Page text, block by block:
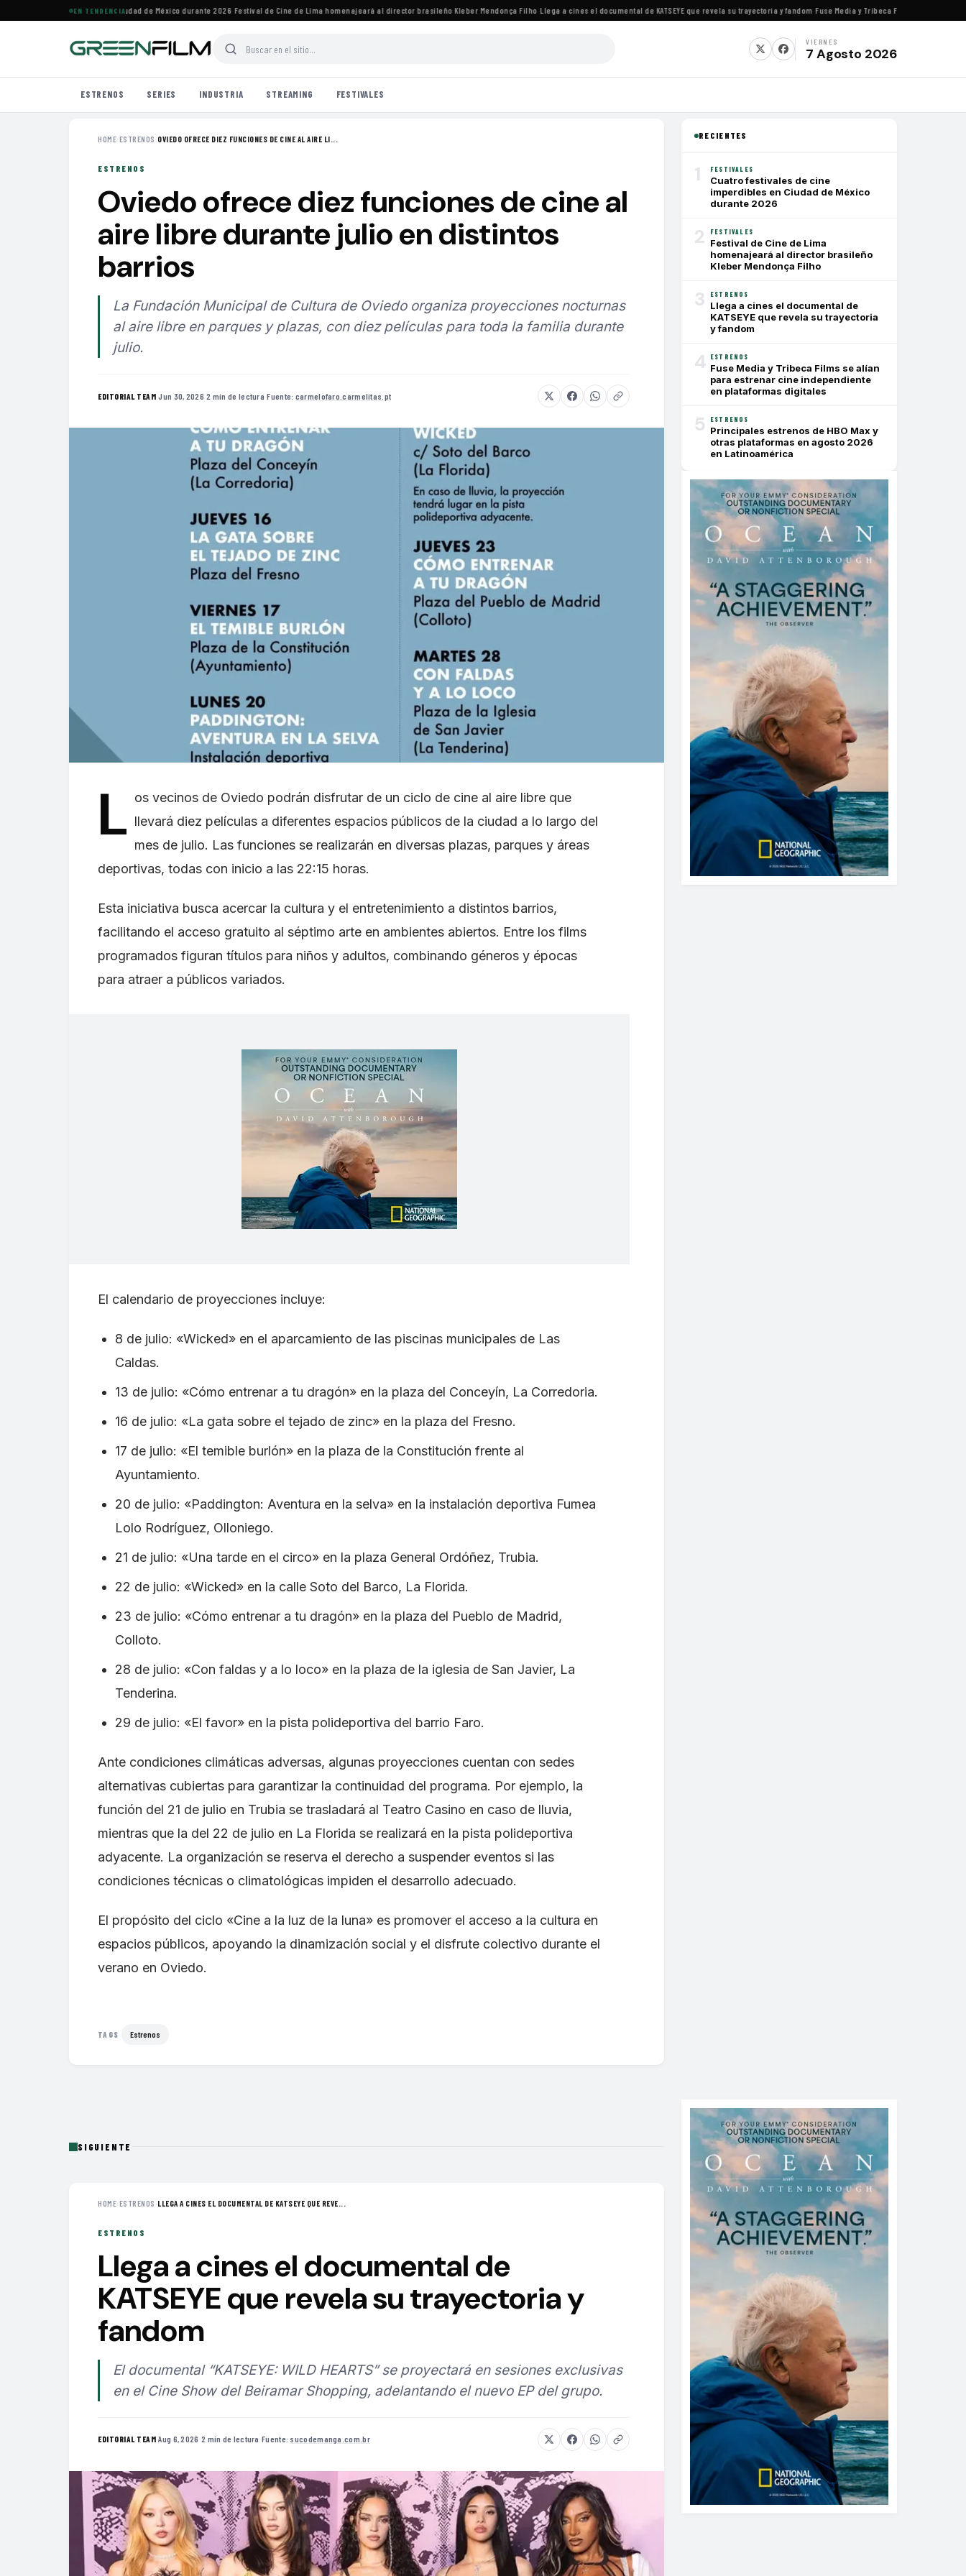
EN TENDENCIA
de cine imperdibles en Ciudad de México durante 2026·Festival de Cine de Lima homenajeará al director brasileño Kleber Mendonça Filho·Llega a cines el documental de KATSEYE que revela su trayectoria y fandom·Fuse Media y Tribeca Films se alían para
VIERNES
7 Agosto 2026
ESTRENOS SERIES INDUSTRIA STREAMING FESTIVALES
HOME›ESTRENOS ›OVIEDO OFRECE DIEZ FUNCIONES DE CINE AL AIRE LI...
ESTRENOS
Oviedo ofrece diez funciones de cine al
aire libre durante julio en distintos
barrios
La Fundación Municipal de Cultura de Oviedo organiza proyecciones nocturnas
al aire libre en parques y plazas, con diez películas para toda la familia durante
julio.
EDITORIAL TEAM·Jun 30, 2026·2 min de lectura·Fuente: carmelofaro.carmelitas.pt
L os vecinos de Oviedo podrán disfrutar de un ciclo de cine al aire libre que
llevará diez películas a diferentes espacios públicos de la ciudad a lo largo del
mes de julio. Las funciones se realizarán en diversas plazas, parques y áreas
deportivas, todas con inicio a las 22:15 horas.
Esta iniciativa busca acercar la cultura y el entretenimiento a distintos barrios,
facilitando el acceso gratuito al séptimo arte en ambientes abiertos. Entre los films
programados figuran títulos para niños y adultos, combinando géneros y épocas
para atraer a públicos variados.
El calendario de proyecciones incluye:
8 de julio: «Wicked» en el aparcamiento de las piscinas municipales de Las
Caldas.
13 de julio: «Cómo entrenar a tu dragón» en la plaza del Conceyín, La Corredoria.
16 de julio: «La gata sobre el tejado de zinc» en la plaza del Fresno.
17 de julio: «El temible burlón» en la plaza de la Constitución frente al
Ayuntamiento.
20 de julio: «Paddington: Aventura en la selva» en la instalación deportiva Fumea
Lolo Rodríguez, Olloniego.
21 de julio: «Una tarde en el circo» en la plaza General Ordóñez, Trubia.
22 de julio: «Wicked» en la calle Soto del Barco, La Florida.
23 de julio: «Cómo entrenar a tu dragón» en la plaza del Pueblo de Madrid,
Colloto.
28 de julio: «Con faldas y a lo loco» en la plaza de la iglesia de San Javier, La
Tenderina.
29 de julio: «El favor» en la pista polideportiva del barrio Faro.
Ante condiciones climáticas adversas, algunas proyecciones cuentan con sedes
alternativas cubiertas para garantizar la continuidad del programa. Por ejemplo, la
función del 21 de julio en Trubia se trasladará al Teatro Casino en caso de lluvia,
mientras que la del 22 de julio en La Florida se realizará en la pista polideportiva
adyacente. La organización se reserva el derecho a suspender eventos si las
condiciones técnicas o climatológicas impiden el desarrollo adecuado.
El propósito del ciclo «Cine a la luz de la luna» es promover el acceso a la cultura en
espacios públicos, apoyando la dinamización social y el disfrute colectivo durante el
verano en Oviedo.
TAGS Estrenos
RECIENTES
1 FESTIVALES
Cuatro festivales de cine
imperdibles en Ciudad de México
durante 2026
2 FESTIVALES
Festival de Cine de Lima
homenajeará al director brasileño
Kleber Mendonça Filho
3 ESTRENOS
Llega a cines el documental de
KATSEYE que revela su trayectoria
y fandom
4 ESTRENOS
Fuse Media y Tribeca Films se alían
para estrenar cine independiente
en plataformas digitales
5 ESTRENOS
Principales estrenos de HBO Max y
otras plataformas en agosto 2026
en Latinoamérica
SIGUIENTE
HOME›ESTRENOS ›LLEGA A CINES EL DOCUMENTAL DE KATSEYE QUE REVE...
ESTRENOS
Llega a cines el documental de
KATSEYE que revela su trayectoria y
fandom
El documental “KATSEYE: WILD HEARTS” se proyectará en sesiones exclusivas
en el Cine Show del Beiramar Shopping, adelantando el nuevo EP del grupo.
EDITORIAL TEAM·Aug 6, 2026 ·2 min de lectura ·Fuente: sucodemanga.com.br